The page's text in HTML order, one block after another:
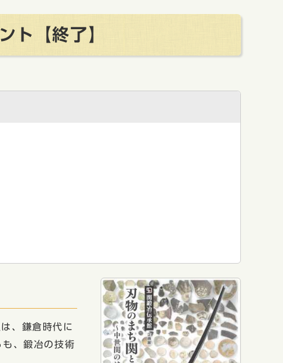
ト【終了】
、鎌倉時代に
、鍛冶の技術